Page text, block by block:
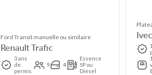
Ford Transit manuelle ou similaire
Renault Trafic
3 ans
de
permis
9 4
Essence
SP ou
Diesel
1